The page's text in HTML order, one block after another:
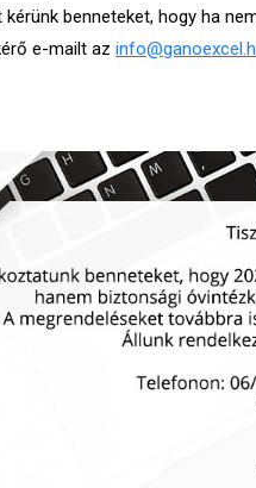
benneteket, hogy ha
e-mailt az